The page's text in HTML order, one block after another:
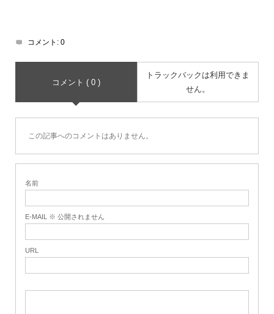
コメント: 0
コメント ( 0 )
トラックバックは利用できま
せん。
この記事へのコメントはありません。
名前
E-MAIL ※ 公開されません
URL